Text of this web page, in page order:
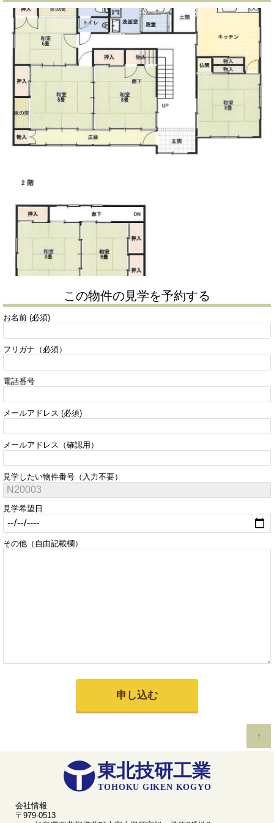
この物件の見学を予約する
お名前 (必須)
フリガナ（必須）
電話番号
メールアドレス (必須)
メールアドレス（確認用）
見学したい物件番号（入力不要）
見学希望日
その他（自由記載欄）
会社情報
〒979-0513
↑